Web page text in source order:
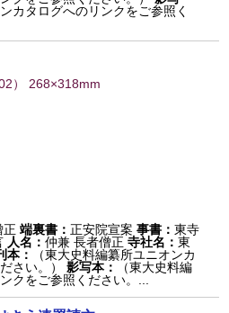
カタログへのリンクをご参照く
） 268×318mm
正 端裏書：正安院宣案 事書：東寺
人名：仲兼 長者僧正 寺社名：東
本：
（東大史料編纂所ユニオンカ
さい。）
影写本：
（東大史料編
クをご参照ください。...